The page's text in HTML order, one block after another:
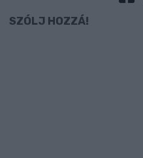
SZÓLJ HOZZÁ!